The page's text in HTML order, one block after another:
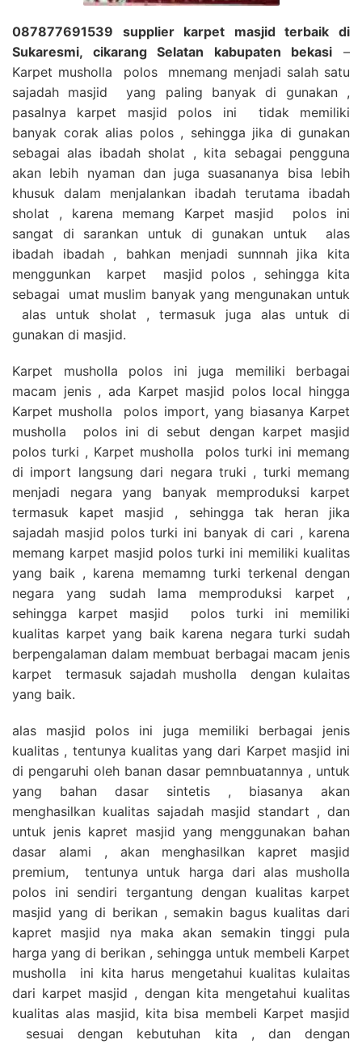
087877691539 supplier karpet masjid terbaik di
Sukaresmi, cikarang Selatan kabupaten bekasi –
Karpet musholla polos mnemang menjadi salah satu
sajadah masjid yang paling banyak di gunakan ,
pasalnya karpet masjid polos ini tidak memiliki
banyak corak alias polos , sehingga jika di gunakan
sebagai alas ibadah sholat , kita sebagai pengguna
akan lebih nyaman dan juga suasananya bisa lebih
khusuk dalam menjalankan ibadah terutama ibadah
sholat , karena memang Karpet masjid polos ini
sangat di sarankan untuk di gunakan untuk alas
ibadah ibadah , bahkan menjadi sunnnah jika kita
menggunkan karpet masjid polos , sehingga kita
sebagai umat muslim banyak yang mengunakan untuk
alas untuk sholat , termasuk juga alas untuk di
gunakan di masjid.
Karpet musholla polos ini juga memiliki berbagai
macam jenis , ada Karpet masjid polos local hingga
Karpet musholla polos import, yang biasanya Karpet
musholla polos ini di sebut dengan karpet masjid
polos turki , Karpet musholla polos turki ini memang
di import langsung dari negara truki , turki memang
menjadi negara yang banyak memproduksi karpet
termasuk kapet masjid , sehingga tak heran jika
sajadah masjid polos turki ini banyak di cari , karena
memang karpet masjid polos turki ini memiliki kualitas
yang baik , karena memamng turki terkenal dengan
negara yang sudah lama memproduksi karpet ,
sehingga karpet masjid polos turki ini memiliki
kualitas karpet yang baik karena negara turki sudah
berpengalaman dalam membuat berbagai macam jenis
karpet termasuk sajadah musholla dengan kulaitas
yang baik.
alas masjid polos ini juga memiliki berbagai jenis
kualitas , tentunya kualitas yang dari Karpet masjid ini
di pengaruhi oleh banan dasar pemnbuatannya , untuk
yang bahan dasar sintetis , biasanya akan
menghasilkan kualitas sajadah masjid standart , dan
untuk jenis kapret masjid yang menggunakan bahan
dasar alami , akan menghasilkan kapret masjid
premium, tentunya untuk harga dari alas musholla
polos ini sendiri tergantung dengan kualitas karpet
masjid yang di berikan , semakin bagus kualitas dari
kapret masjid nya maka akan semakin tinggi pula
harga yang di berikan , sehingga untuk membeli Karpet
musholla ini kita harus mengetahui kualitas kulaitas
dari karpet masjid , dengan kita mengetahui kualitas
kualitas alas masjid, kita bisa membeli Karpet masjid
sesuai dengan kebutuhan kita , dan dengan